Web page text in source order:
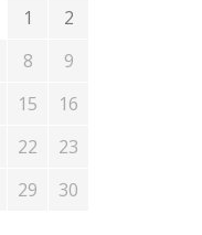
1
2
8
9
15
16
22
23
29
30